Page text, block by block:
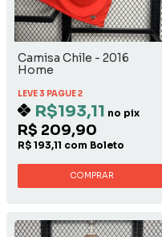
Camisa Chile - 2016
Home
LEVE 3 PAGUE 2
R$193,11 no pix
R$ 209,90
R$ 193,11 com Boleto
COMPRAR